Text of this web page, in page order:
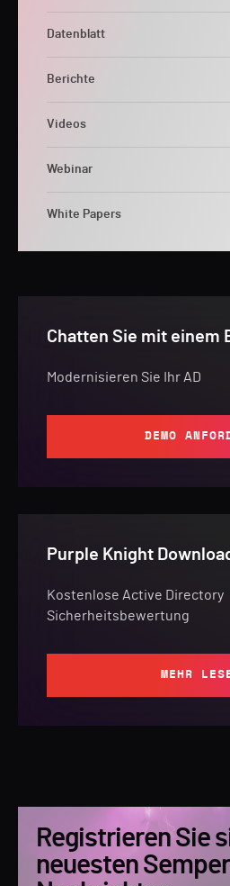
Datenblatt
Berichte
Videos
Webinar
White Papers
Chatten Sie mit einem
Modernisieren Sie Ihr AD
DEMO
Purple Knight
Kostenlose Active Directory
Sicherheitsbewertung
MEHR
Registrieren Sie
neuesten